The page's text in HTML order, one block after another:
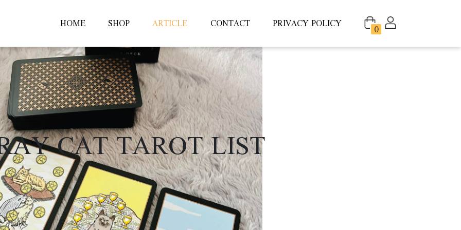
HOME SHOP ARTICLE CONTACT PRIVACY POLICY 0
CAT TAROT LIST